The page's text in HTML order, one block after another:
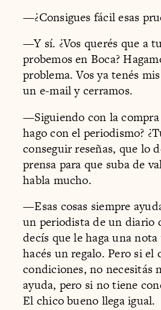
—¿Consigues fácil esas
—Y sí. ¿Vos querés que a
probemos en Boca?
problema. Vos ya tenés
un e-mail y cerramos.
—Siguiendo con la
hago con el periodismo?
conseguir reseñas, que lo
prensa para que suba de
habla mucho.
—Esas cosas siempre
un periodista de un diario
decís que le haga una nota
hacés un regalo. Pero si el
condiciones, no necesitás
ayuda, pero si no tiene
El chico bueno llega igual.